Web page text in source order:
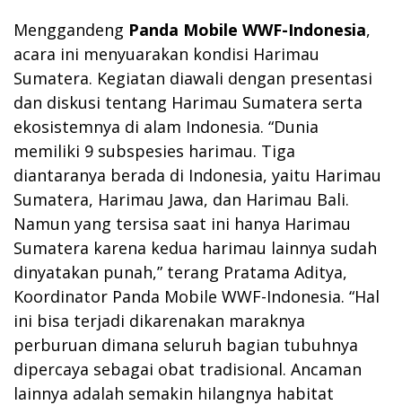
Menggandeng Panda Mobile WWF-Indonesia,
acara ini menyuarakan kondisi Harimau
Sumatera. Kegiatan diawali dengan presentasi
dan diskusi tentang Harimau Sumatera serta
ekosistemnya di alam Indonesia. “Dunia
memiliki 9 subspesies harimau. Tiga
diantaranya berada di Indonesia, yaitu Harimau
Sumatera, Harimau Jawa, dan Harimau Bali.
Namun yang tersisa saat ini hanya Harimau
Sumatera karena kedua harimau lainnya sudah
dinyatakan punah,” terang Pratama Aditya,
Koordinator Panda Mobile WWF-Indonesia. “Hal
ini bisa terjadi dikarenakan maraknya
perburuan dimana seluruh bagian tubuhnya
dipercaya sebagai obat tradisional. Ancaman
lainnya adalah semakin hilangnya habitat